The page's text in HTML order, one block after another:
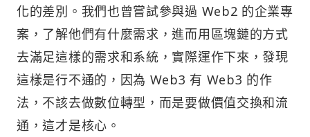
化的差別。我們也曾嘗試參與過 Web2 的企業專
案，了解他們有什麼需求，進而用區塊鏈的方式
去滿足這樣的需求和系統，實際運作下來，發現
這樣是行不通的，因為 Web3 有 Web3 的作
法，不該去做數位轉型，而是要做價值交換和流
通，這才是核心。